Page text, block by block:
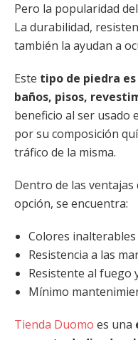
Pero la popularidad
La durabilidad,
también la ayudan a
Este tipo de piedra
baños, pisos,
beneficio al ser usado
por su composición
tráfico de la misma.
Dentro de las
opción, se encuentra:
Colores
Resistencia a las
Resistente al fuego
Mínimo
Tienda Duomo es una